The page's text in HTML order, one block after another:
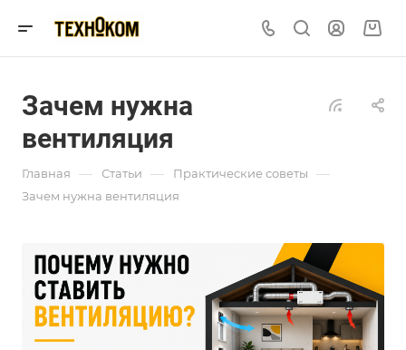
Зачем нужна
вентиляция
Главная — Статьи — Практические советы —
Зачем нужна вентиляция